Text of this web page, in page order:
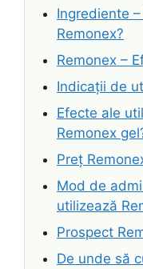
Ingrediente
Remonex?
Remonex –
Indicații de
Efecte ale
Remonex
Preț
Mod de
utilizează
Prospect
De unde să